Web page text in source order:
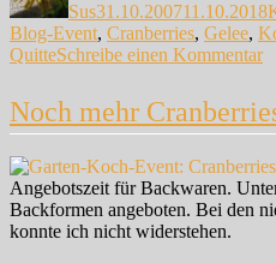
Sus31.10.200711.10.2018
Blog-Event, Cranberries, Gelee,
QuitteSchreibe einen Kommentarzu
Noch mehr
Angebotszeit für Backwaren.
Backformen angeboten. Bei den
konnte ich nicht widerstehen.